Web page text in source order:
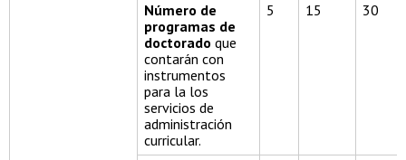
Número de
programas de
doctorado que
contarán con
instrumentos
para la los
servicios de
administración
curricular.
5 15 30